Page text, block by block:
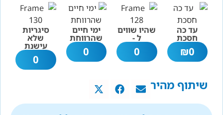
עד כה
חסכת
0
₪
שהיו שווים
ל -
0
ימי חיים
שהרווחת
0
סיגריות
שלא
עישנת
0
שיתוף מהיר